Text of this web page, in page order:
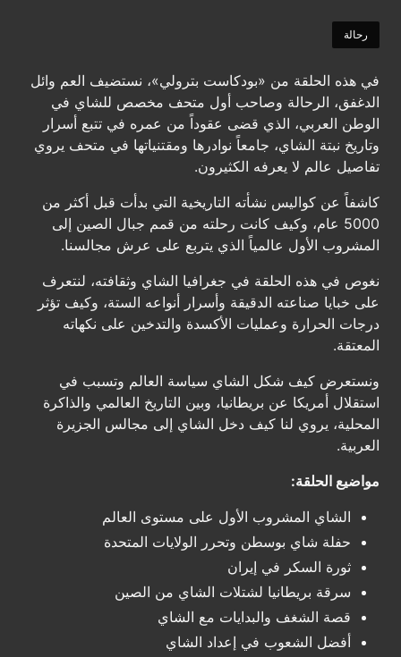
رحالة
في هذه الحلقة من «بودكاست بترولي»، نستضيف العم وائل
الدغفق، الرحالة وصاحب أول متحف مخصص للشاي في
الوطن العربي، الذي قضى عقوداً من عمره في تتبع أسرار
وتاريخ نبتة الشاي، جامعاً نوادرها ومقتنياتها في متحف يروي
تفاصيل عالم لا يعرفه الكثيرون.
كاشفاً عن كواليس نشأته التاريخية التي بدأت قبل أكثر من
5000 عام، وكيف كانت رحلته من قمم جبال الصين إلى
المشروب الأول عالمياً الذي يتربع على عرش مجالسنا.
نغوص في هذه الحلقة في جغرافيا الشاي وثقافته، لنتعرف
على خبايا صناعته الدقيقة وأسرار أنواعه الستة، وكيف تؤثر
درجات الحرارة وعمليات الأكسدة والتدخين على نكهاته
المعتقة.
ونستعرض كيف شكل الشاي سياسة العالم وتسبب في
استقلال أمريكا عن بريطانيا، وبين التاريخ العالمي والذاكرة
المحلية، يروي لنا كيف دخل الشاي إلى مجالس الجزيرة
العربية.
مواضيع الحلقة:
الشاي المشروب الأول على مستوى العالم
حفلة شاي بوسطن وتحرر الولايات المتحدة
ثورة السكر في إيران
سرقة بريطانيا لشتلات الشاي من الصين
قصة الشغف والبدايات مع الشاي
أفضل الشعوب في إعداد الشاي